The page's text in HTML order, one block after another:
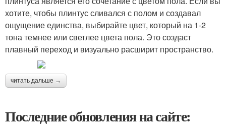
хотите, чтобы плинтус сливался с полом и создавал
ощущение единства, выбирайте цвет, который на 1-2
тона темнее или светлее цвета пола. Это создаст
плавный переход и визуально расширит пространство.
читать дальше →
Последние обновления на сайте: